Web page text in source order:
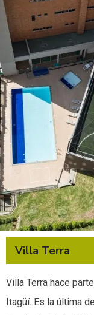
Villa Terra
Villa Terra hace
Itagüí. Es la última